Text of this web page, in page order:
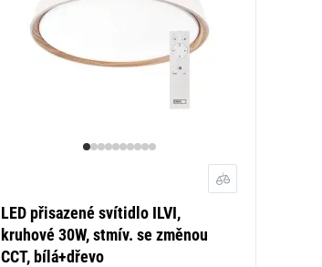
LED přisazené svítidlo ILVI,
kruhové 30W, stmív. se změnou
CCT, bílá+dřevo